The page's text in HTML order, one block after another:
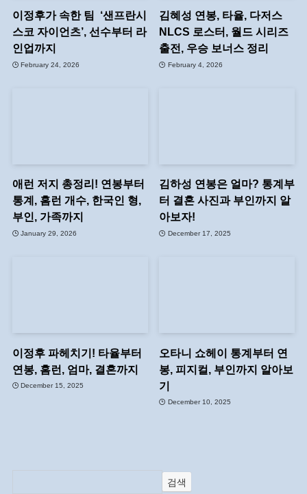
이정후가 속한 팀 ‘샌프란시
스코 자이언츠’, 선수부터 라
인업까지
February 24, 2026
김혜성 연봉, 타율, 다저스
NLCS 로스터, 월드 시리즈
출전, 우승 보너스 정리
February 4, 2026
애런 저지 총정리! 연봉부터
통계, 홈런 개수, 한국인 형,
부인, 가족까지
January 29, 2026
김하성 연봉은 얼마? 통계부
터 결혼 사진과 부인까지 알
아보자!
December 17, 2025
이정후 파헤치기! 타율부터
연봉, 홈런, 엄마, 결혼까지
December 15, 2025
오타니 쇼헤이 통계부터 연
봉, 피지컬, 부인까지 알아보
기
December 10, 2025
검색